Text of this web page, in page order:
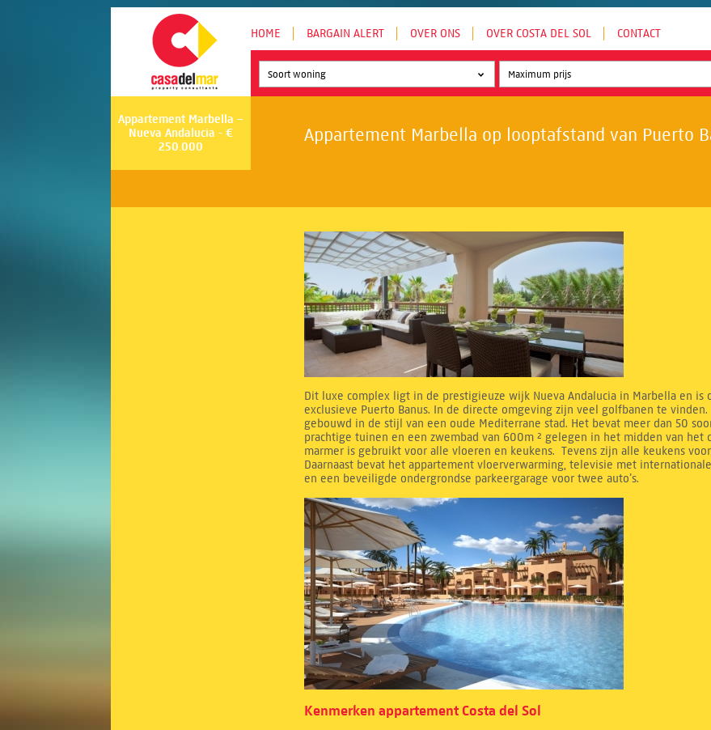
HOME BARGAIN ALERT OVER ONS OVER COSTA DEL SOL CONTACT
Soort woning
Appartement Marbella –
Nueva Andalucia - €
250.000
Appartement Marbella op looptafstand van Puerto
Dit luxe complex ligt in de prestigieuze wijk Nueva Andalucia in Marbella en is
exclusieve Puerto Banus. In de directe omgeving zijn veel golfbanen te
gebouwd in de stijl van een oude Mediterrane stad. Het bevat meer dan 50
prachtige tuinen en een zwembad van 600m ² gelegen in het midden van het
marmer is gebruikt voor alle vloeren en keukens. Tevens zijn alle keukens
Daarnaast bevat het appartement vloerverwarming, televisie met
en een beveiligde ondergrondse parkeergarage voor twee auto’s.
Kenmerken appartement Costa del Sol